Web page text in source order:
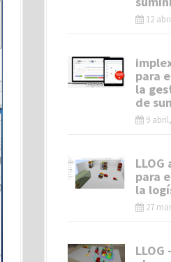
12
para
la
de
9
para
la
27